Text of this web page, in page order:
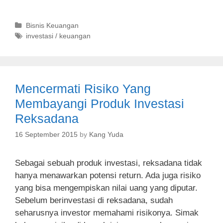
C
a
r
e
s
Bisnis Keuangan
T
investasi / keuangan
Mencermati Risiko Yang
Membayangi Produk Investasi
Reksadana
16 September 2015 by Kang Yuda
Sebagai sebuah produk investasi, reksadana tidak
hanya menawarkan potensi return. Ada juga risiko
yang bisa mengempiskan nilai uang yang diputar.
Sebelum berinvestasi di reksadana, sudah
seharusnya investor memahami risikonya. Simak